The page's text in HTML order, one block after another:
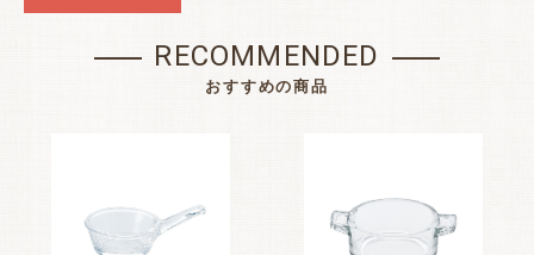
RECOMMENDED
おすすめの商品